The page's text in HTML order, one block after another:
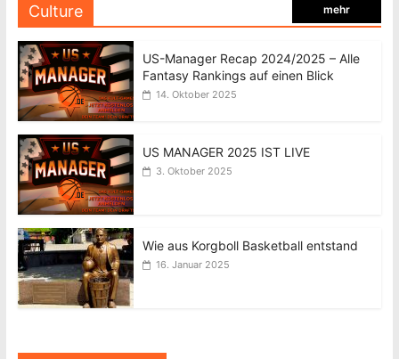
Culture mehr
US-Manager Recap 2024/2025 – Alle
Fantasy Rankings auf einen Blick
14. Oktober 2025
US MANAGER 2025 IST LIVE
3. Oktober 2025
Wie aus Korgboll Basketball entstand
16. Januar 2025